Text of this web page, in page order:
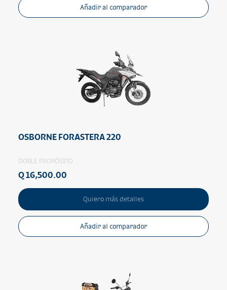
Añadir al comparador
OSBORNE FORASTERA 220
DOBLE PROPÓSITO
Q 16,500.00
Quiero más detalles
Añadir al comparador